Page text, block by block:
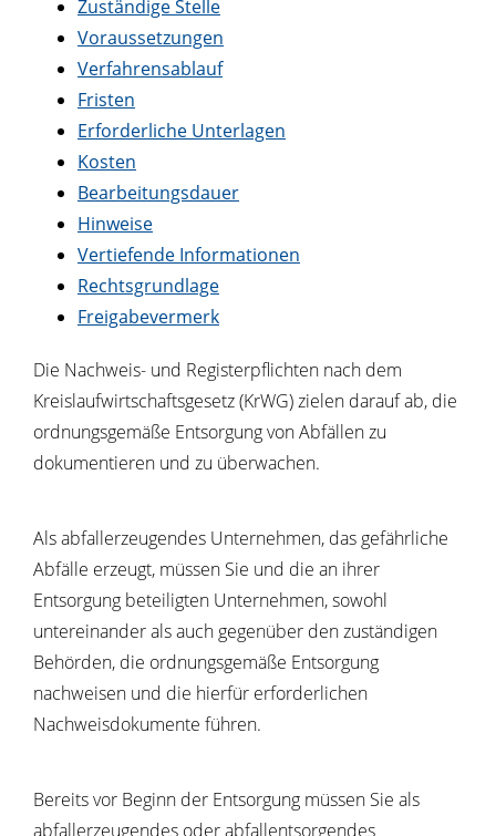
Zuständige Stelle
Voraussetzungen
Verfahrensablauf
Fristen
Erforderliche Unterlagen
Kosten
Bearbeitungsdauer
Hinweise
Vertiefende Informationen
Rechtsgrundlage
Freigabevermerk
Die Nachweis- und Registerpflichten nach dem
Kreislaufwirtschaftsgesetz (KrWG) zielen darauf ab, die
ordnungsgemäße Entsorgung von Abfällen zu
dokumentieren und zu überwachen.
Als abfallerzeugendes Unternehmen, das gefährliche
Abfälle erzeugt, müssen Sie und die an ihrer
Entsorgung beteiligten Unternehmen, sowohl
untereinander als auch gegenüber den zuständigen
Behörden, die ordnungsgemäße Entsorgung
nachweisen und die hierfür erforderlichen
Nachweisdokumente führen.
Bereits vor Beginn der Entsorgung müssen Sie als
abfallerzeugendes oder abfallentsorgendes